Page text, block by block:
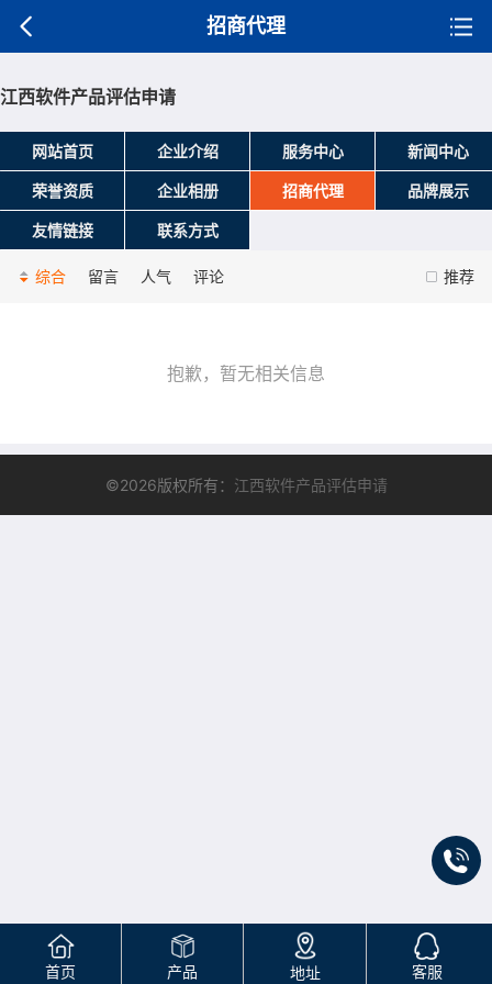
招商代理
江西软件产品评估申请
网站首页 企业介绍 服务中心 新闻中心
荣誉资质 企业相册 招商代理 品牌展示
友情链接 联系方式
推荐
综合 留言 人气 评论
抱歉，暂无相关信息
©2026版权所有： 江西软件产品评估申请
首页 产品 地址 客服